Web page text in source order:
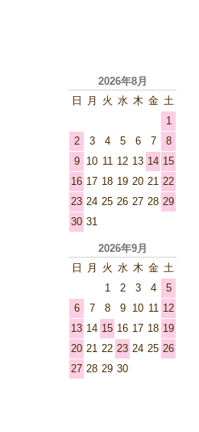
2026年8月
日
月 火 水 木 金 土
1
2
3 4 5 6 7
8
9
10 11 12 13 14 15
16 17 18 19 20 21 22
23 24 25 26 27 28 29
30 31
2026年9月
日
月 火 水 木 金 土
1
2 3 4
5
6
7 8 9 10 11 12
13 14 15 16 17 18 19
20 21 22 23 24 25 26
27 28 29 30